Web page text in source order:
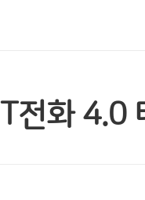
T전화 4.0